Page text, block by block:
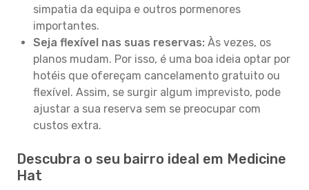
simpatia da equipa e outros pormenores
importantes.
Seja flexível nas suas reservas: Às vezes, os
planos mudam. Por isso, é uma boa ideia optar por
hotéis que ofereçam cancelamento gratuito ou
flexível. Assim, se surgir algum imprevisto, pode
ajustar a sua reserva sem se preocupar com
custos extra.
Descubra o seu bairro ideal em Medicine
Hat